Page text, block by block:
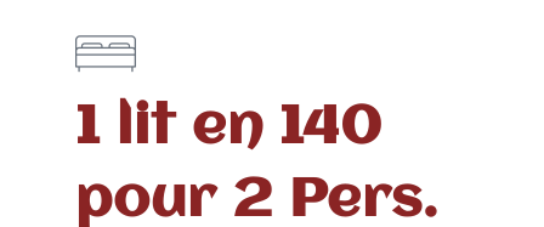
1 lit en 140
pour 2 Pers.